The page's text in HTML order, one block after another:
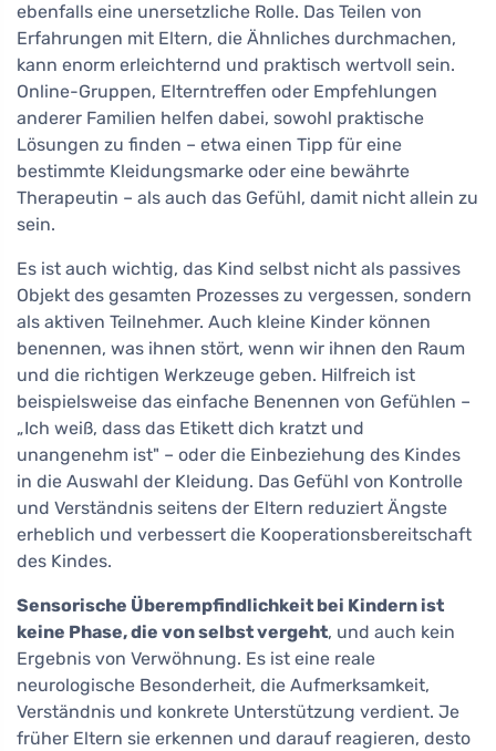
ebenfalls eine unersetzliche Rolle. Das Teilen von
Erfahrungen mit Eltern, die Ähnliches durchmachen,
kann enorm erleichternd und praktisch wertvoll sein.
Online-Gruppen, Elterntreffen oder Empfehlungen
anderer Familien helfen dabei, sowohl praktische
Lösungen zu finden – etwa einen Tipp für eine
bestimmte Kleidungsmarke oder eine bewährte
Therapeutin – als auch das Gefühl, damit nicht allein zu
sein.
Es ist auch wichtig, das Kind selbst nicht als passives
Objekt des gesamten Prozesses zu vergessen, sondern
als aktiven Teilnehmer. Auch kleine Kinder können
benennen, was ihnen stört, wenn wir ihnen den Raum
und die richtigen Werkzeuge geben. Hilfreich ist
beispielsweise das einfache Benennen von Gefühlen –
„Ich weiß, dass das Etikett dich kratzt und
unangenehm ist" – oder die Einbeziehung des Kindes
in die Auswahl der Kleidung. Das Gefühl von Kontrolle
und Verständnis seitens der Eltern reduziert Ängste
erheblich und verbessert die Kooperationsbereitschaft
des Kindes.
Sensorische Überempfindlichkeit bei Kindern ist
keine Phase, die von selbst vergeht, und auch kein
Ergebnis von Verwöhnung. Es ist eine reale
neurologische Besonderheit, die Aufmerksamkeit,
Verständnis und konkrete Unterstützung verdient. Je
früher Eltern sie erkennen und darauf reagieren, desto